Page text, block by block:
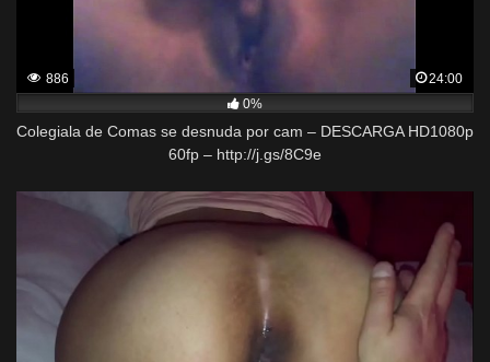
886
24:00
0%
Colegiala de Comas se desnuda por cam – DESCARGA HD1080p
60fp – http://j.gs/8C9e